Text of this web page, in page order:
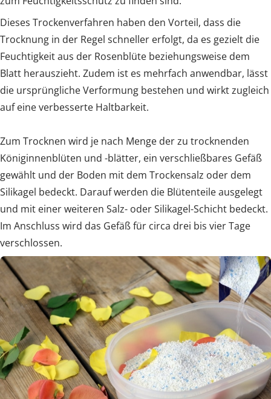
Dieses Trockenverfahren haben den Vorteil, dass die
Trocknung in der Regel schneller erfolgt, da es gezielt die
Feuchtigkeit aus der Rosenblüte beziehungsweise dem
Blatt herauszieht. Zudem ist es mehrfach anwendbar, lässt
die ursprüngliche Verformung bestehen und wirkt zugleich
auf eine verbesserte Haltbarkeit.
Zum Trocknen wird je nach Menge der zu trocknenden
Königinnenblüten und -blätter, ein verschließbares Gefäß
gewählt und der Boden mit dem Trockensalz oder dem
Silikagel bedeckt. Darauf werden die Blütenteile ausgelegt
und mit einer weiteren Salz- oder Silikagel-Schicht bedeckt.
Im Anschluss wird das Gefäß für circa drei bis vier Tage
verschlossen.